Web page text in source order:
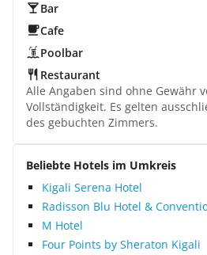
Bar
Cafe
Poolbar
Restaurant
Alle Angaben sind ohne Gewähr
Vollständigkeit. Es gelten
des gebuchten Zimmers.
Beliebte Hotels im Umkreis
Kigali Serena Hotel
Radisson Blu Hotel &
M Hotel
Four Points by Sheraton Kigali